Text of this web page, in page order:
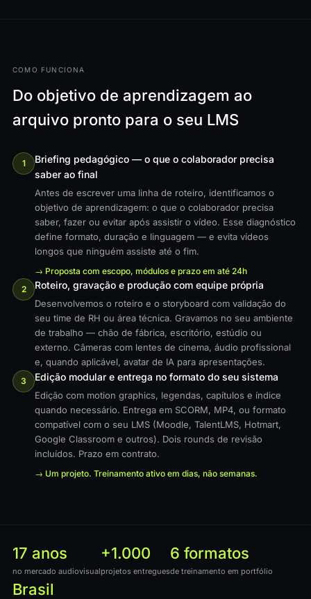
COMO FUNCIONA
Do objetivo de aprendizagem ao
arquivo pronto para o seu LMS
1
Briefing pedagógico — o que o colaborador precisa
saber ao final
Antes de escrever uma linha de roteiro, identificamos o
objetivo de aprendizagem: o que o colaborador precisa
saber, fazer ou evitar após assistir o vídeo. Esse diagnóstico
define formato, duração e linguagem — e evita vídeos
longos que ninguém assiste até o fim.
→ Proposta com escopo, módulos e prazo em até 24h
2
Roteiro, gravação e produção com equipe própria
Desenvolvemos o roteiro e o storyboard com validação do
seu time de RH ou área técnica. Gravamos no seu ambiente
de trabalho — chão de fábrica, escritório, estúdio ou
externo. Câmeras com lentes de cinema, áudio profissional
e, quando aplicável, avatar de IA para apresentações.
3 Edição modular e entrega no formato do seu sistema
Edição com motion graphics, legendas, capítulos e índice
quando necessário. Entrega em SCORM, MP4, ou formato
compatível com o seu LMS (Moodle, TalentLMS, Hotmart,
Google Classroom e outros). Dois rounds de revisão
incluídos. Prazo em contrato.
→ Um projeto. Treinamento ativo em dias, não semanas.
17 anos
no mercado audiovisual
+1.000
projetos entregues
6 formatos
de treinamento em portfólio
Brasil